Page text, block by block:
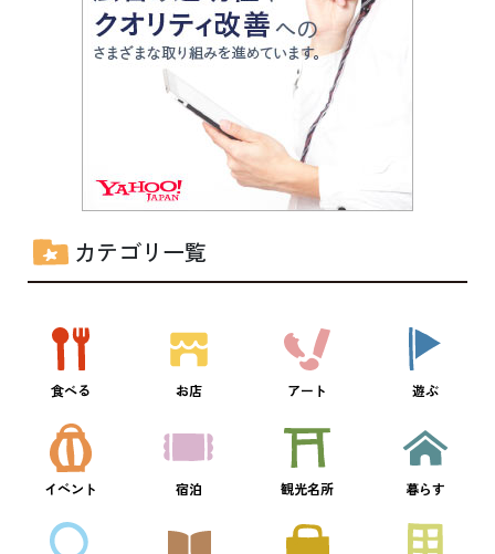
カテゴリ一覧
食べる お店 アート 遊ぶ
イベント 宿泊 観光名所 暮らす